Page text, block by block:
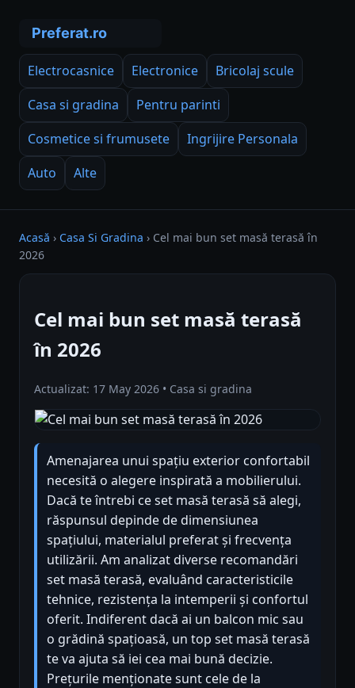
Electrocasnice Electronice
Bricolaj scule
Casa si gradina
Pentru parinti
Cosmetice si frumusete
Ingrijire Personala
Auto
Alte
Acasă › Casa Si Gradina › Cel mai bun set masă terasă în
2026
Cel mai bun set masă terasă
în 2026
Actualizat: 17 May 2026 • Casa si gradina
Amenajarea unui spațiu exterior confortabil
necesită o alegere inspirată a mobilierului.
Dacă te întrebi ce set masă terasă să alegi,
răspunsul depinde de dimensiunea
spațiului, materialul preferat și frecvența
utilizării. Am analizat diverse recomandări
set masă terasă, evaluând caracteristicile
tehnice, rezistența la intemperii și confortul
oferit. Indiferent dacă ai un balcon mic sau
o grădină spațioasă, un top set masă terasă
te va ajuta să iei cea mai bună decizie.
Prețurile menționate sunt cele de la